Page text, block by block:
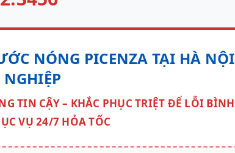
NÓNG PICENZA TẠI HÀ NỘI
NGHIỆP
TIN CẬY – KHẮC PHỤC TRIỆT ĐỂ LỖI BÌNH
VỤ 24/7 HỎA TỐC